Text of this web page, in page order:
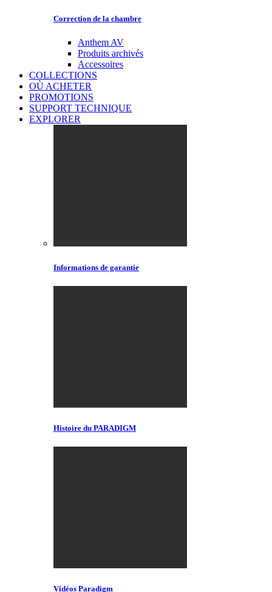
Correction de la chambre
Anthem AV
Produits archivés
Accessoires
COLLECTIONS
OÙ ACHETER
PROMOTIONS
SUPPORT TECHNIQUE
EXPLORER
Informations de garantie
Histoire du PARADIGM
Vidéos Paradigm